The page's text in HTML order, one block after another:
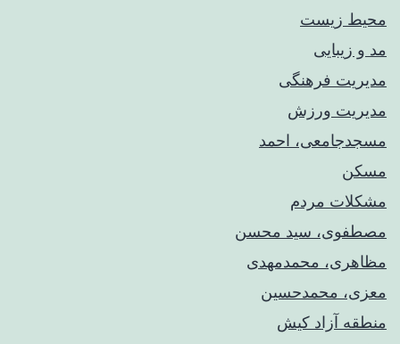
محیط زیست
مد و زیبایی
مدیریت فرهنگی
مدیریت ورزش
مسجدجامعی، احمد
مسکن
مشکلات مردم
مصطفوی، سید محسن
مظاهری، محمدمهدی
معزی، محمدحسین
منطقه آزاد کیش